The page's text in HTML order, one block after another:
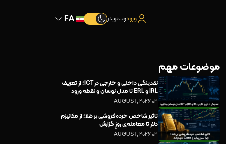
ورودوب‌تریدر
موضوعات مهم
نقدینگی داخلی و خارجی در ICT؛ از تعریف
IRL و ERL تا مدل نوسان و نقطه ورود
04 AUGUST, 2026
تاثیر شاخص خرده‌فروشی بر طلا؛ از مکانیزم
دلار تا معامله‌ی روزِ گزارش
04 AUGUST, 2026